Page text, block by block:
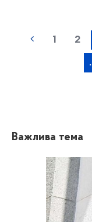
1 2
Важлива тема